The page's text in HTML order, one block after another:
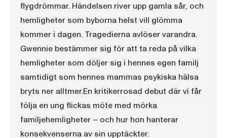
flygdrömmar. Händelsen river upp gamla sår, och
hemligheter som byborna helst vill glömma
kommer i dagen. Tragedierna avlöser varandra.
Gwennie bestämmer sig för att ta reda på vilka
hemligheter som döljer sig i hennes egen familj
samtidigt som hennes mammas psykiska hälsa
bryts ner alltmer.En kritikerrosad debut där vi får
följa en ung flickas möte med mörka
familjehemligheter – och hur hon hanterar
konsekvenserna av sin upptäckter.